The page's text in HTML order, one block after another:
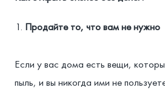
Продайте то, что вам не нужно
Если у вас дома есть вещи,
пыль, и вы никогда ими не